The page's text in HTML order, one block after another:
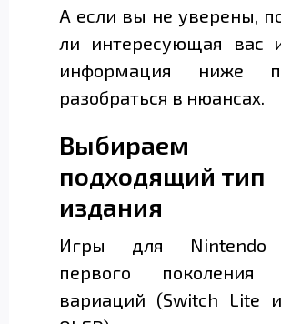
А если вы не уверены,
ли интересующая вас
информация ниже
разобраться в нюансах.
Выбираем
подходящий тип
издания
Игры для Nintendo
первого
вариаций (Switch Lite